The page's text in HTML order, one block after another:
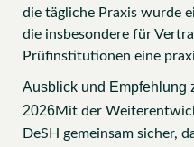
die tägliche Praxis wurde
die insbesondere für
Prüfinstitutionen eine
Ausblick und Empfehlung
2026Mit der
DeSH gemeinsam sicher,